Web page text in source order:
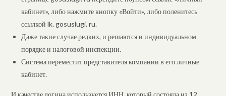
кабинет», либо нажмите кнопку «Войти», либо поленитесь
ссылкой lk. gosuslugi. ru.
Даже такие случае редких, и решаются и индивидуальном
порядке и налоговой инспекции.
Система переместит представителя компании в его личные
кабинет.
И качестве логина используется ИНН, который состояла из 12